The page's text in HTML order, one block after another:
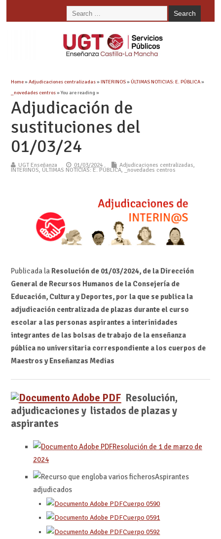
Home»Adjudicaciones centralizadas»INTERINOS»ÚLTIMAS NOTICIAS: E. PÚBLICA»
_novedades centros» You are reading »
Adjudicación de
sustituciones del
01/03/24
UGT Enseñanza 01/03/2024 Adjudicaciones centralizadas,
INTERINOS, ÚLTIMAS NOTICIAS: E. PÚBLICA, _novedades centros
Publicada laResolución de 01/03/2024, de la Dirección
General de Recursos Humanos de la Consejería de
Educación, Cultura y Deportes, por la que se publica la
adjudicación centralizada de plazas durante el curso
escolar a las personas aspirantes a interinidades
integrantes de las bolsas de trabajo de la enseñanza
pública no universitaria correspondiente a los cuerpos de
Maestros y Enseñanzas Medias
Resolución,
adjudicaciones y listados de plazas y
aspirantes
Resolución de 1 de marzo de
2024
Aspirantes
adjudicados
Cuerpo 0590
Cuerpo 0591
Cuerpo 0592